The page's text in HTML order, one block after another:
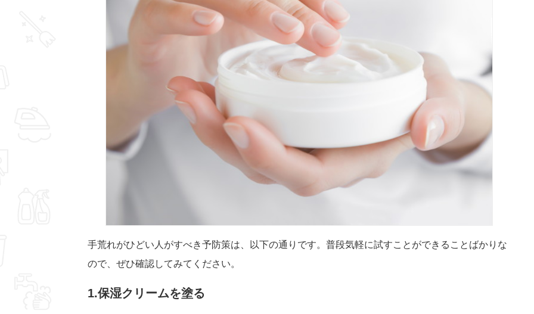
手荒れがひどい人がすべき予防策は、以下の通りです。普段気軽に試すことができることばかりな
ので、ぜひ確認してみてください。
1.保湿クリームを塗る